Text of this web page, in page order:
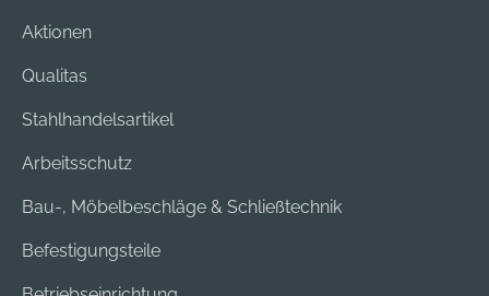
Aktionen
Qualitas
Stahlhandelsartikel
Arbeitsschutz
Bau-, Möbelbeschläge & Schließtechnik
Befestigungsteile